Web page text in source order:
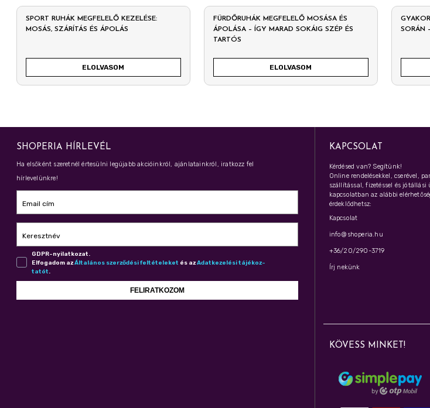
SPORT RUHÁK MEGFELELŐ KEZELÉSE:
MOSÁS, SZÁRÍTÁS ÉS ÁPOLÁS
ELOLVASOM
FÜRDŐRUHÁK MEGFELELŐ MOSÁSA ÉS
ÁPOLÁSA – ÍGY MARAD SOKÁIG SZÉP ÉS
TARTÓS
ELOLVASOM
SORÁN
SHOPERIA HÍRLEVÉL
Ha elsőként szeretnél értesülni legújabb akcióinkról, ajánlatainkról, iratkozz fel
hírlevelünkre!
Email cím
Keresztnév
GDPR-nyilatkozat.
Elfogadom azÁl­ta­lá­nos szer­ző­dé­si fel­té­te­le­ket és azAdat­ke­ze­lé­si tá­jé­koz­
ta­tót.
FELIRATKOZOM
KAPCSOLAT
Kérdésed van? Segítünk!
Online rendelésekkel, cserével,
szállítással, fizetéssel és jótállási
kapcsolatban az alábbi
érdeklődhetsz:
Kapcsolat
info@shoperia.hu
+36/20/290-3719
Írj nekünk
KÖVESS MINKET!